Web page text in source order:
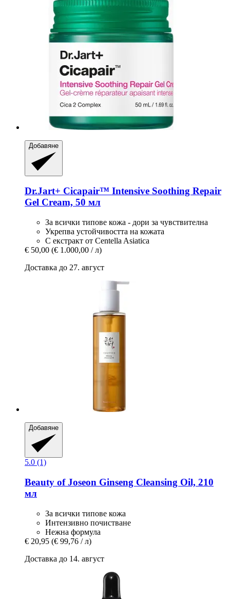
Добавяне
Dr.Jart+ Cicapair™ Intensive Soothing Repair
Gel Cream, 50 мл
За всички типове кожа - дори за чувствителна
Укрепва устойчивостта на кожата
С екстракт от Centella Asiatica
€ 50,00 (€ 1.000,00 / л)
Доставка до 27. август
Добавяне
5.0 (1)
Beauty of Joseon Ginseng Cleansing Oil, 210
мл
За всички типове кожа
Интензивно почистване
Нежна формула
€ 20,95 (€ 99,76 / л)
Доставка до 14. август